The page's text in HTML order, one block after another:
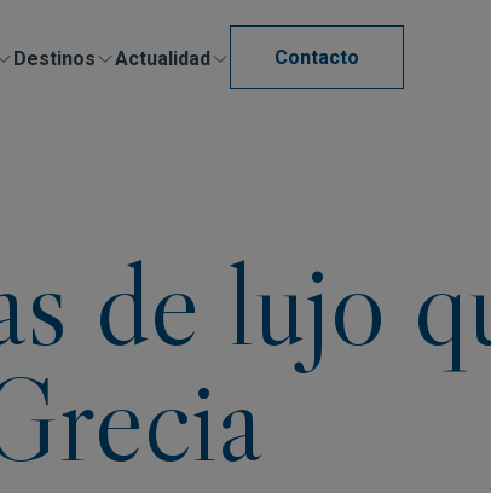
Destinos Actualidad Contacto
de lujo